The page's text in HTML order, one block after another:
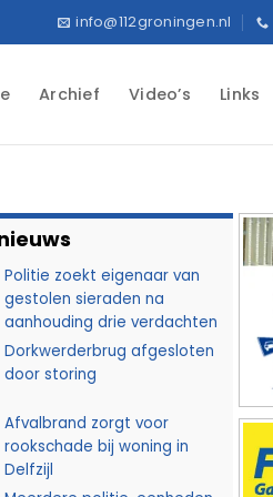
info@112groningen.nl
Archief Video’s Links
Politie zoekt eigenaar van
gestolen sieraden na
aanhouding drie verdachten
Dorkwerderbrug afgesloten
door storing
Afvalbrand zorgt voor
rookschade bij woning in
Delfzijl